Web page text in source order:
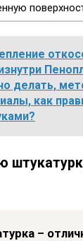
делать,
как
–